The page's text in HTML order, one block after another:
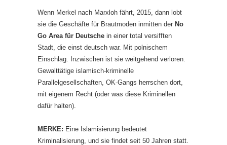
Wenn Merkel nach Marxloh fährt, 2015, dann lobt
sie die Geschäfte für Brautmoden inmitten der No
Go Area für Deutsche in einer total versifften
Stadt, die einst deutsch war. Mit polnischem
Einschlag. Inzwischen ist sie weitgehend verloren.
Gewalttätige islamisch-kriminelle
Parallelgesellschaften, OK-Gangs herrschen dort,
mit eigenem Recht (oder was diese Kriminellen
dafür halten).
MERKE: Eine Islamisierung bedeutet
Kriminalisierung, und sie findet seit 50 Jahren statt.